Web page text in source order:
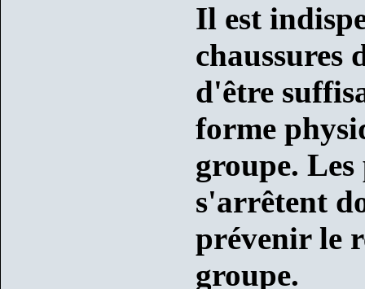
Il est
chaussures
d'être
forme
groupe. Les
s'arrêtent
prévenir le
groupe.